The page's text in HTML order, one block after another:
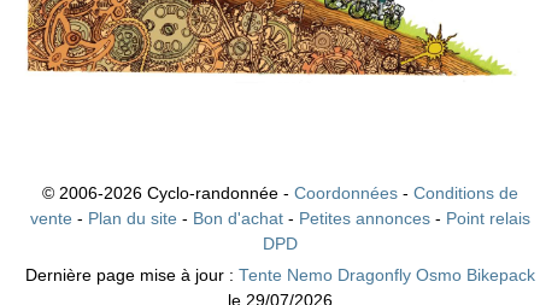
© 2006-2026 Cyclo-randonnée -Coordonnées -Conditions de
vente - Plan du site - Bon d'achat - Petites annonces - Point relais
DPD
Dernière page mise à jour :Tente Nemo Dragonfly Osmo Bikepack
le 29/07/2026